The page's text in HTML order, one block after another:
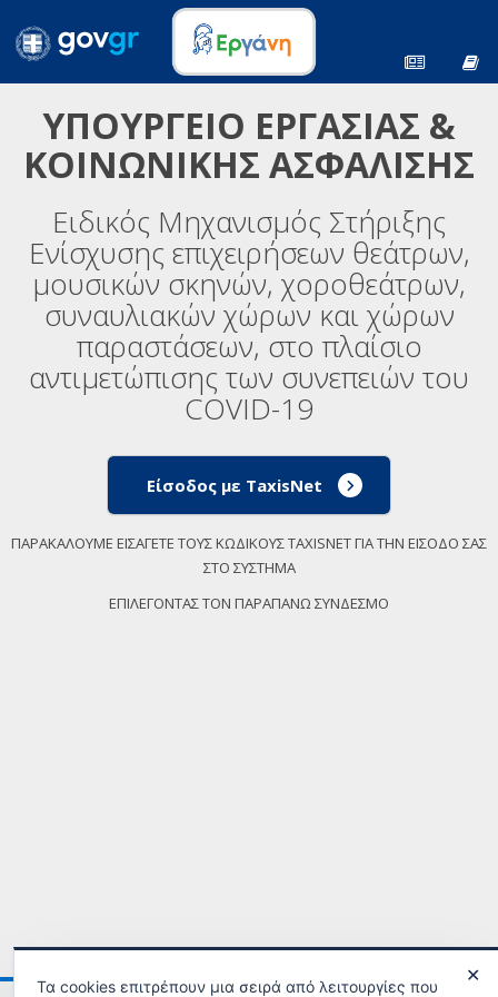
ΥΠΟΥΡΓΕΙΟ ΕΡΓΑΣΙΑΣ &
ΚΟΙΝΩΝΙΚΗΣ ΑΣΦΑΛΙΣΗΣ
Ειδικός Μηχανισμός Στήριξης
Ενίσχυσης επιχειρήσεων θεάτρων,
μουσικών σκηνών, χοροθεάτρων,
συναυλιακών χώρων και χώρων
παραστάσεων, στο πλαίσιο
αντιμετώπισης των συνεπειών του
COVID-19
Είσοδος με TaxisNet
ΠΑΡΑΚΑΛΟΥΜΕ ΕΙΣΑΓΕΤΕ ΤΟΥΣ ΚΩΔΙΚΟΥΣ TAXISNET ΓΙΑ ΤΗΝ ΕΙΣΟΔΟ ΣΑΣ
ΣΤΟ ΣΥΣΤΗΜΑ
ΕΠΙΛΕΓΟΝΤΑΣ ΤΟΝ ΠΑΡΑΠΑΝΩ ΣΥΝΔΕΣΜΟ
✕
Τα cookies επιτρέπουν μια σειρά από λειτουργίες που